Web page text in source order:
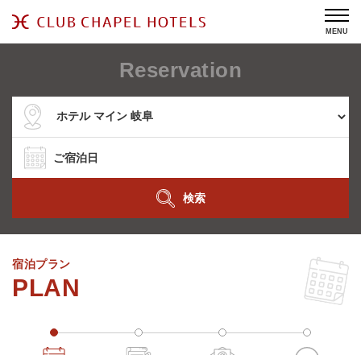
MENU
Reservation
検索
宿泊プラン